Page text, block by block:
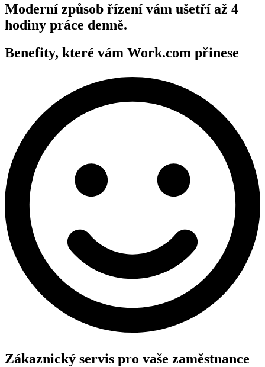
Moderní způsob řízení vám ušetří až 4
hodiny práce denně.
Benefity, které vám Work.com přinese
Zákaznický servis pro vaše zaměstnance